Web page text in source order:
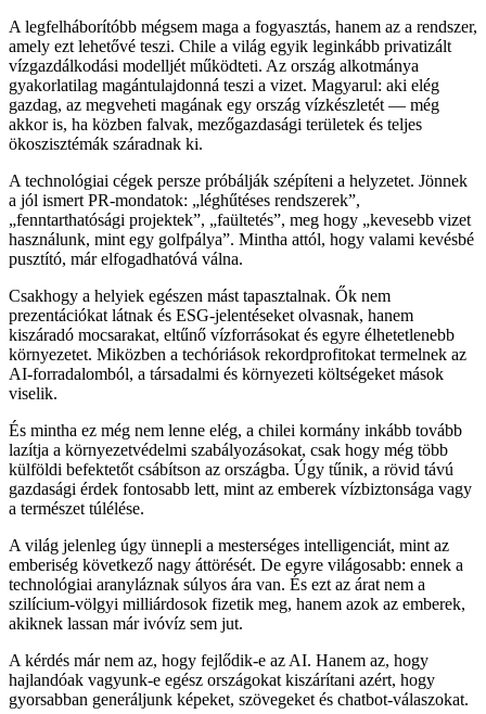
A legfelháborítóbb mégsem maga a fogyasztás, hanem az a rendszer,
amely ezt lehetővé teszi. Chile a világ egyik leginkább privatizált
vízgazdálkodási modelljét működteti. Az ország alkotmánya
gyakorlatilag magántulajdonná teszi a vizet. Magyarul: aki elég
gazdag, az megveheti magának egy ország vízkészletét — még
akkor is, ha közben falvak, mezőgazdasági területek és teljes
ökoszisztémák száradnak ki.
A technológiai cégek persze próbálják szépíteni a helyzetet. Jönnek
a jól ismert PR-mondatok: „léghűtéses rendszerek”,
„fenntarthatósági projektek”, „faültetés”, meg hogy „kevesebb vizet
használunk, mint egy golfpálya”. Mintha attól, hogy valami kevésbé
pusztító, már elfogadhatóvá válna.
Csakhogy a helyiek egészen mást tapasztalnak. Ők nem
prezentációkat látnak és ESG-jelentéseket olvasnak, hanem
kiszáradó mocsarakat, eltűnő vízforrásokat és egyre élhetetlenebb
környezetet. Miközben a techóriások rekordprofitokat termelnek az
AI-forradalomból, a társadalmi és környezeti költségeket mások
viselik.
És mintha ez még nem lenne elég, a chilei kormány inkább tovább
lazítja a környezetvédelmi szabályozásokat, csak hogy még több
külföldi befektetőt csábítson az országba. Úgy tűnik, a rövid távú
gazdasági érdek fontosabb lett, mint az emberek vízbiztonsága vagy
a természet túlélése.
A világ jelenleg úgy ünnepli a mesterséges intelligenciát, mint az
emberiség következő nagy áttörését. De egyre világosabb: ennek a
technológiai aranyláznak súlyos ára van. És ezt az árat nem a
szilícium-völgyi milliárdosok fizetik meg, hanem azok az emberek,
akiknek lassan már ivóvíz sem jut.
A kérdés már nem az, hogy fejlődik-e az AI. Hanem az, hogy
hajlandóak vagyunk-e egész országokat kiszárítani azért, hogy
gyorsabban generáljunk képeket, szövegeket és chatbot-válaszokat.